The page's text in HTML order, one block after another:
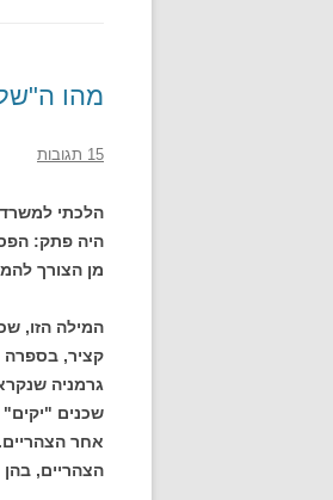
מהו
15 תגובות
הלכתי
מן הצורך
המילה הזו,
קציר, בספרה
גרמניה
שכנים
הצהריים,